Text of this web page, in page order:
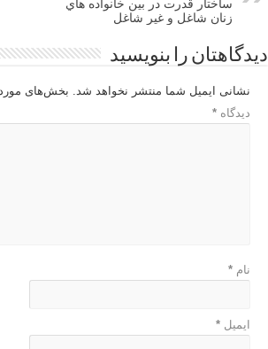
ساختار قدرت در بين خانواده هاي
زنان شاغل و غير شاغل
دیدگاهتان را بنویسید
نشانی ایمیل شما منتشر نخواهد شد. بخش‌های
دیدگاه*
نام*
ایمیل*